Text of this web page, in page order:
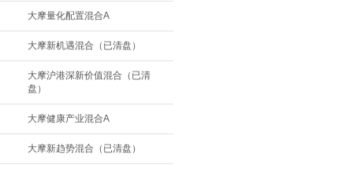
大摩量化配置混合A
大摩新机遇混合（已清盘）
大摩沪港深新价值混合（已清
盘）
大摩健康产业混合A
大摩新趋势混合（已清盘）